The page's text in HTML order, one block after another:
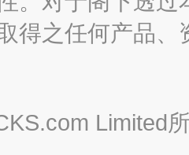
得之任何产品
Limited